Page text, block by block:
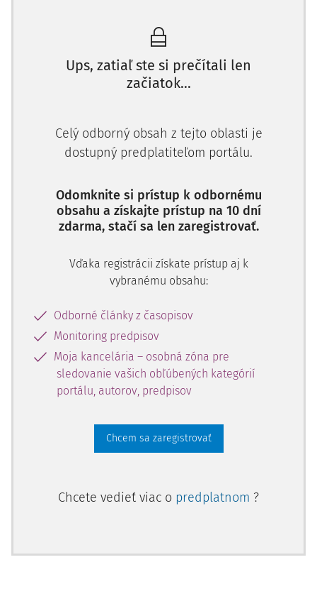
), a návrh smernice Európskeho
parlamen­tu a Rady, ktorou sa mení smernica (EÚ)
2017/1132, pokiaľ ide o cezhraničné premeny, zlúčenia
alebo splynutia a rozdelenia – COM (2018) 241 v konečnom
Ups, zatiaľ ste si prečítali len
začiatok...
Celý odborný obsah z tejto oblasti je
dostupný predplatiteľom portálu.
Odomknite si prístup k odbornému
obsahu a získajte prístup na 10 dní
zdarma, stačí sa len zaregistrovať.
Vďaka registrácii získate prístup aj k
vybranému obsahu:
Odborné články z časopisov
Monitoring predpisov
Moja kancelária – osobná zóna pre
sledovanie vašich obľúbených kategórií
portálu, autorov, predpisov
Chcem sa zaregistrovať
Chcete vedieť viac o predplatnom ?